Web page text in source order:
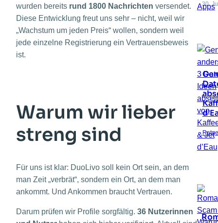
wurden bereits rund 1800 Nachrichten versendet.
Diese Entwicklung freut uns sehr – nicht, weil wir
„Wachstum um jeden Preis“ wollen, sondern weil
jede einzelne Registrierung ein Vertrauensbeweis
ist.
Warum wir lieber
streng sind
Für uns ist klar: DuoLivo soll kein Ort sein, an dem
man Zeit „verbrät“, sondern ein Ort, an dem man
ankommt. Und Ankommen braucht Vertrauen.
Darum prüfen wir Profile sorgfältig. 36 Nutzerinnen
30.